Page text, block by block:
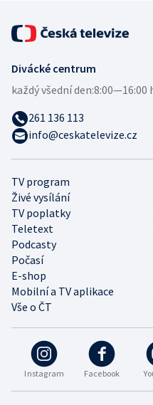
Instagram Facebook
TV program
Živé vysílání
TV poplatky
Teletext
Podcasty
Počasí
E-shop
Mobilní a TV aplikace
Vše o ČT
Divácké centrum
každý všední den:8:00—16:00
261 136 113
info@ceskatelevize.cz